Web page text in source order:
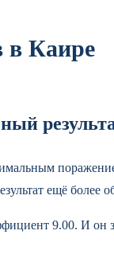
в Каире
ещё более
9.00. И